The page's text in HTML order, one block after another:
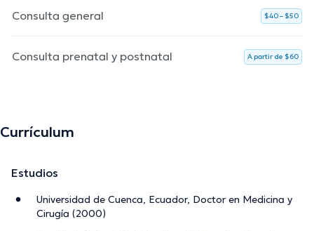
Consulta general $40 – $50
Consulta prenatal y postnatal A partir de $60
Currículum
Estudios
Universidad de Cuenca, Ecuador, Doctor en Medicina y
Cirugía (2000)